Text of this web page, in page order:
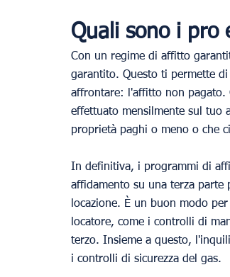
Quali sono i pro
Con un regime di affitto
garantito. Questo ti permette
affrontare: l'affitto non pagato.
effettuato mensilmente sul tuo
proprietà paghi o meno o che
In definitiva, i programmi di
affidamento su una terza
locazione. È un buon modo
locatore, come i controlli di
terzo. Insieme a questo,
i controlli di sicurezza del gas.